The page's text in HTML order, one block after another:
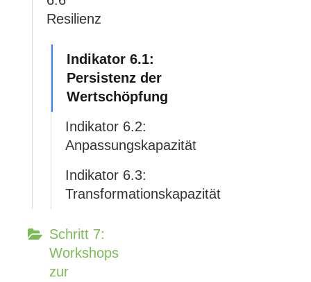
Resilienz
Indikator 6.1:
Persistenz der
Wertschöpfung
Indikator 6.2:
Anpassungskapazität
Indikator 6.3:
Transformationskapazität
Schritt 7:
Workshops
zur